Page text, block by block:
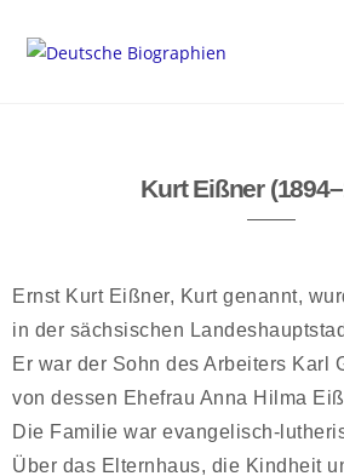
Kurt Eißner
Ernst Kurt Eißner, Kurt genannt,
in der sächsischen
Er war der Sohn des Arbeiters Karl
von dessen Ehefrau Anna Hilma
Die Familie war evangelisch-
Über das Elternhaus, die Kindheit